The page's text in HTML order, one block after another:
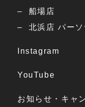
船場店
北浜店 パーソ
Instagram
YouTube
お知らせ・キャ